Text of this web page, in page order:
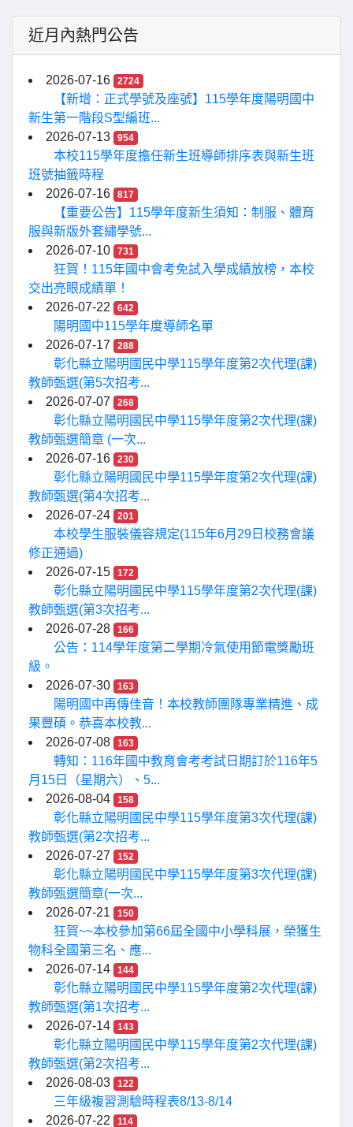
近月內熱門公告
2026-07-16 2724
【新增：正式學號及座號】115學年度陽明國中
新生第一階段S型編班...
2026-07-13
954
本校115學年度擔任新生班導師排序表與新生班
班號抽籤時程
2026-07-16
817
【重要公告】115學年度新生須知：制服、體育
服與新版外套繡學號...
2026-07-10
731
狂賀！115年國中會考免試入學成績放榜，本校
交出亮眼成績單！
2026-07-22
642
陽明國中115學年度導師名單
2026-07-17
288
彰化縣立陽明國民中學115學年度第2次代理(課)
教師甄選(第5次招考...
2026-07-07
268
彰化縣立陽明國民中學115學年度第2次代理(課)
教師甄選簡章 (一次...
2026-07-16
230
彰化縣立陽明國民中學115學年度第2次代理(課)
教師甄選(第4次招考...
2026-07-24
201
本校學生服裝儀容規定(115年6月29日校務會議
修正通過)
2026-07-15
172
彰化縣立陽明國民中學115學年度第2次代理(課)
教師甄選(第3次招考...
2026-07-28
166
公告：114學年度第二學期冷氣使用節電獎勵班
級。
2026-07-30
163
陽明國中再傳佳音！本校教師團隊專業精進、成
果豐碩。恭喜本校教...
2026-07-08
163
轉知：116年國中教育會考考試日期訂於116年5
月15日（星期六）、5...
2026-08-04
158
彰化縣立陽明國民中學115學年度第3次代理(課)
教師甄選(第2次招考...
2026-07-27
152
彰化縣立陽明國民中學115學年度第3次代理(課)
教師甄選簡章(一次...
2026-07-21
150
狂賀~~本校參加第66屆全國中小學科展，榮獲生
物科全國第三名、應...
2026-07-14
144
彰化縣立陽明國民中學115學年度第2次代理(課)
教師甄選(第1次招考...
2026-07-14
143
彰化縣立陽明國民中學115學年度第2次代理(課)
教師甄選(第2次招考...
2026-08-03
122
三年級複習測驗時程表8/13-8/14
2026-07-22
114